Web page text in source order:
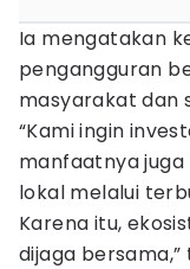
Ia mengatakan
pengangguran
masyarakat dan
“Kami ingin
manfaatnya
lokal melalui
Karena itu,
dijaga bersama,”